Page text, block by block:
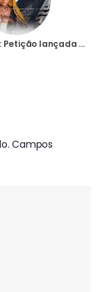
PORTUGAL: Petição lançada pela Fundação AIS em defesa da liberdade religiosa já obteve centenas de assinaturas
Campos